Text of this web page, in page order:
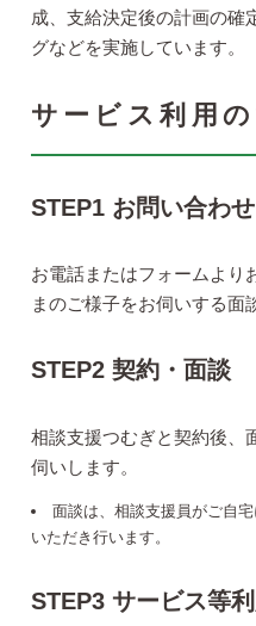
成、支給決定後の計画の確
グなどを実施しています。
サービス利用
STEP1 お問い合わ
お電話またはフォームより
まのご様子をお伺いする面
STEP2 契約・面談
相談支援つむぎと契約後、
伺いします。
面談は、相談支援員がご自
いただき行います。
STEP3 サービス等